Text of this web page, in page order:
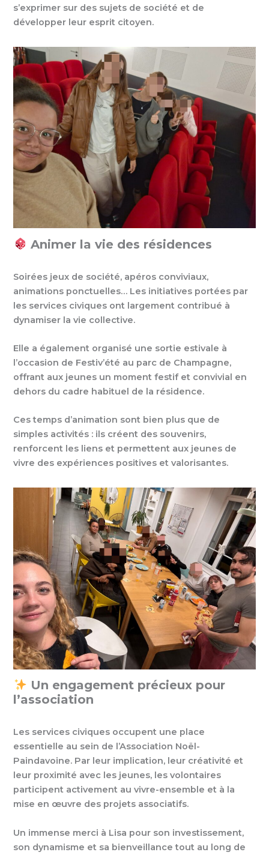
s’exprimer sur des sujets de société et de
développer leur esprit citoyen.
Animer la vie des résidences
Soirées jeux de société, apéros conviviaux,
animations ponctuelles… Les initiatives portées par
les services civiques ont largement contribué à
dynamiser la vie collective.
Elle a également organisé une sortie estivale à
l’occasion de Festiv’été au parc de Champagne,
offrant aux jeunes un moment festif et convivial en
dehors du cadre habituel de la résidence.
Ces temps d’animation sont bien plus que de
simples activités : ils créent des souvenirs,
renforcent les liens et permettent aux jeunes de
vivre des expériences positives et valorisantes.
Un engagement précieux pour
l’association
Les services civiques occupent une place
essentielle au sein de l’Association Noël-
Paindavoine. Par leur implication, leur créativité et
leur proximité avec les jeunes, les volontaires
participent activement au vivre-ensemble et à la
mise en œuvre des projets associatifs.
Un immense merci à Lisa pour son investissement,
son dynamisme et sa bienveillance tout au long de